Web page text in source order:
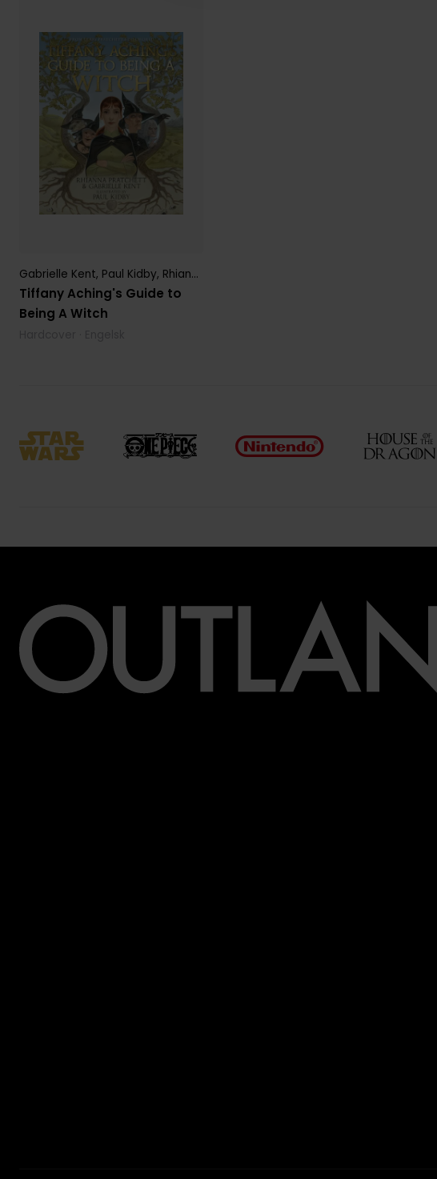
Tiffany Aching's Guide to
Being A Witch
Gabrielle Kent, Paul Kidby, Rhianna Pratchett